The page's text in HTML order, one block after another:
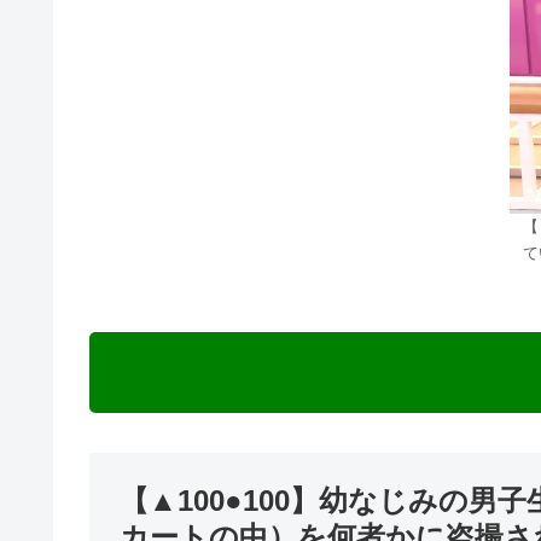
【▲100●100】幼なじみの男